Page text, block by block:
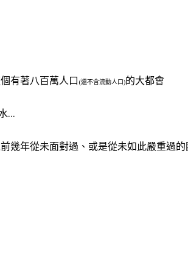
有著八百萬人口 (還不含流動人口)的大都會
...
幾年從未面對過、或是從未如此嚴重過的